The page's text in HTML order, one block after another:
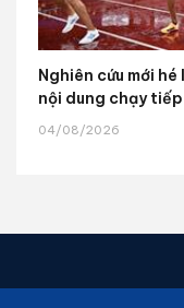
Nghiên cứu mới
nội dung chạy tiếp
04/08/2026